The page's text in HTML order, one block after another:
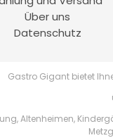
Über uns
Datenschutz
Gastro Gigant bietet
Altenheimen,